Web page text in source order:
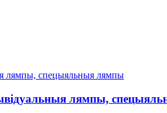
лямпы,